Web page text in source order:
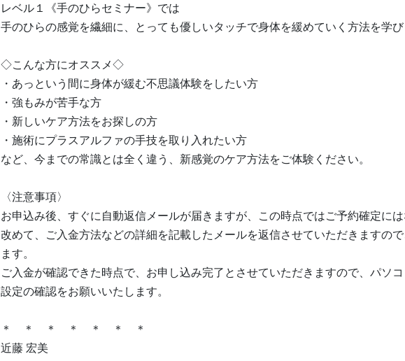
レベル１《手のひらセミナー》では
手のひらの感覚を繊細に、とっても優しいタッチで身体を緩めていく方法を学
◇こんな方にオススメ◇
・あっという間に身体が緩む不思議体験をしたい方
・強もみが苦手な方
・新しいケア方法をお探しの方
・施術にプラスアルファの手技を取り入れたい方
など、今までの常識とは全く違う、新感覚のケア方法をご体験ください。
〈注意事項〉
お申込み後、すぐに自動返信メールが届きますが、この時点ではご予約確定に
改めて、ご入金方法などの詳細を記載したメールを返信させていただきますの
ます。
ご入金が確認できた時点で、お申し込み完了とさせていただきますので、パソ
設定の確認をお願いいたします。
＊ ＊ ＊ ＊ ＊ ＊ ＊
近藤 宏美